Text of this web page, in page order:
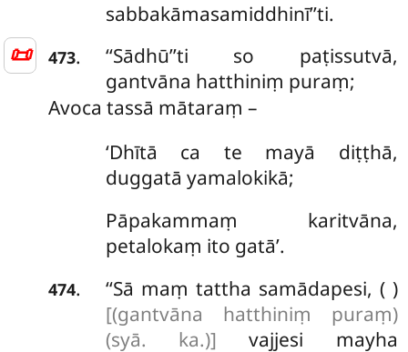
📜
sabbakāmasamiddhinī’’ti.
473. ‘‘Sādhū’’ti so paṭissutvā,
gantvāna hatthiniṃ puraṃ;
Avoca tassā mātaraṃ –
‘Dhītā ca te mayā diṭṭhā,
duggatā yamalokikā;
Pāpakammaṃ karitvāna,
petalokaṃ ito gatā’.
474.
‘‘Sā maṃ tattha samādapesi, ( )
[(gantvāna hatthiniṃ puraṃ)
(syā. ka.)] vajjesi mayha